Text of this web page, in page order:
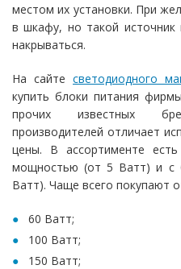
местом их установки. При
в шкафу, но такой
накрываться.
На сайте светодиодного
купить блоки питания
прочих известных
производителей отличает
цены. В ассортименте
мощностью (от 5 Ватт) и с
Ватт). Чаще всего покупают
60 Ватт;
100 Ватт;
150 Ватт;